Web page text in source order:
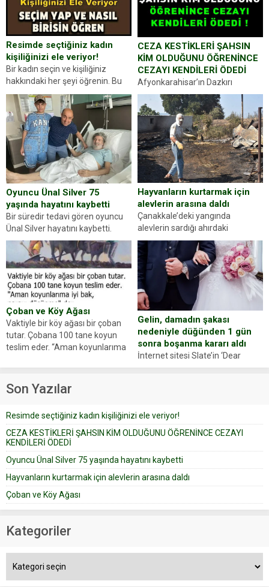
Resimde seçtiğiniz kadın
kişiliğinizi ele veriyor!
Bir kadın seçin ve kişiliğiniz
hakkındaki her şeyi öğrenin. Bu
kez karşınıza oldukça farklı bir
kişilik testiyle çıkıyoruz. Resimde
gördüğünüz kadın figürlerinden
dikkatinizi en...
CEZA KESTİKLERİ ŞAHSIN
KİM OLDUĞUNU ÖĞRENİNCE
CEZAYI KENDİLERİ ÖDEDİ
Afyonkarahisar’ın Dazkırı
ilçesinde trafik uygulaması
yapan jandarma ekipleri
durdurdukları bir otomobilin
sürücüsünden ehliyet ve ruhsat
sorup belgelerini istedi. Sürücü
Abdurrahman Ö.nün verdiği
evraklarda eksik olduğunu...
Oyuncu Ünal Silver 75
yaşında hayatını kaybetti
Bir süredir tedavi gören oyuncu
Ünal Silver hayatını kaybetti.
Haberi, oyuncunun menajerlik
ajansı duyurdu. Renda Güner,
sosyal medya hesabında “Usta
Oyuncumuz ve çok değerli
dostumuz...
Hayvanların kurtarmak için
alevlerin arasına daldı
Çanakkale’deki yangında
alevlerin sardığı ahırdaki
hayvanlarını kurtarmak isteyen
Zeki Demir (66) ölümden döndü.
Yüzünde ve ellerinde yanıklar
oluşan Demir, kâbus dolu anları
anlattı… Merkeze bağlı...
Çoban ve Köy Ağası
Vaktiyle bir köy ağası bir çoban
tutar. Çobana 100 tane koyun
teslim eder. “Aman koyunlarıma
Gelin, damadın şakası
nedeniyle düğünden 1 gün
sonra boşanma kararı aldı
İnternet sitesi Slate’in ‘Dear
Prudence’ isimli tavsiye köşesine
yapıştırdığı için düğünden...
Son Yazılar
Resimde seçtiğiniz kadın kişiliğinizi ele veriyor!
CEZA KESTİKLERİ ŞAHSIN KİM OLDUĞUNU ÖĞRENİNCE CEZAYI
KENDİLERİ ÖDEDİ
Oyuncu Ünal Silver 75 yaşında hayatını kaybetti
Hayvanların kurtarmak için alevlerin arasına daldı
Çoban ve Köy Ağası
Kategoriler